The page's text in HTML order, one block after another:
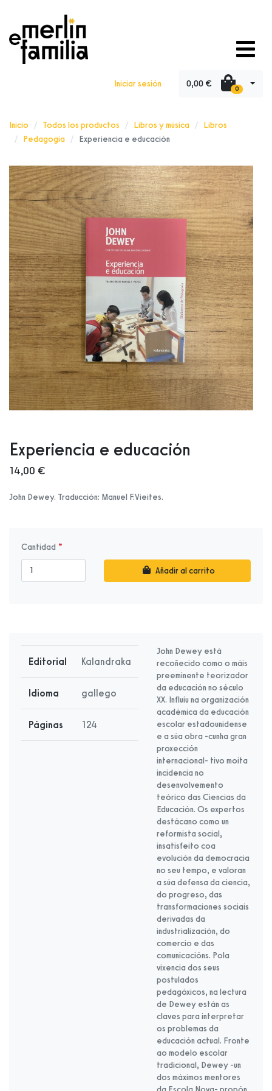
Iniciar sesión 0,00 € 0
Inicio Todos los productos Libros y música
Libros
Pedagogía
Experiencia e educación
Experiencia e educación
14,00 €
John Dewey. Traducción: Manuel F.Vieites.
Cantidad
Añadir al carrito
Editorial Kalandraka
Idioma gallego
Páginas 124
John Dewey está
recoñecido como o máis
preeminente teorizador
da educación no século
XX. Influíu na organización
académica da educación
escolar estadounidense
e a súa obra -cunha gran
proxección
internacional- tivo moita
incidencia no
desenvolvemento
teórico das Ciencias da
Educación. Os expertos
destácano como un
reformista social,
insatisfeito coa
evolución da democracia
no seu tempo, e valoran
a súa defensa da ciencia,
do progreso, das
transformaciones sociais
derivadas da
industrialización, do
comercio e das
comunicacións. Pola
vixencia dos seus
postulados
pedagóxicos, na lectura
de Dewey están as
claves para interpretar
os problemas da
educación actual. Fronte
ao modelo escolar
tradicional, Dewey -un
dos máximos mentores